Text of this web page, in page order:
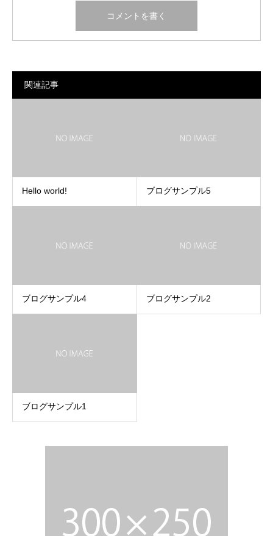
関連記事
Hello world! ブログサンプル5
ブログサンプル4 ブログサンプル2
ブログサンプル1